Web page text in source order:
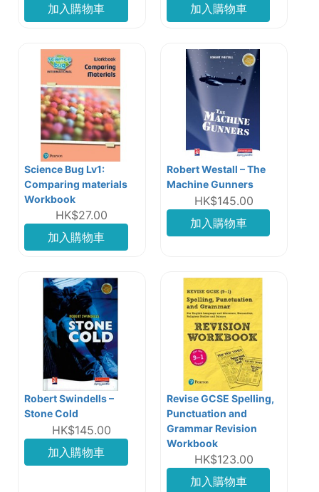
加入購物車
加入購物車
Science Bug Lv1:
Comparing materials
Workbook
HK$27.00
加入購物車
Robert Westall – The
Machine Gunners
HK$145.00
加入購物車
Robert Swindells –
Stone Cold
HK$145.00
加入購物車
Revise GCSE Spelling,
Punctuation and
Grammar Revision
Workbook
HK$123.00
加入購物車